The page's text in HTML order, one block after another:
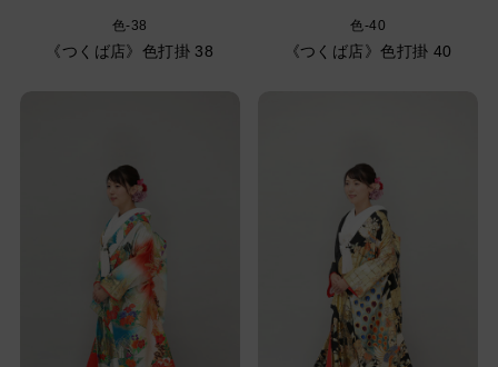
色-38
《つくば店》色打掛 38
色-40
《つくば店》色打掛 40